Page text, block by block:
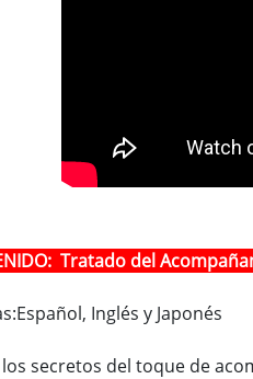
Tratado del
Inglés y Japonés
secretos del toque de